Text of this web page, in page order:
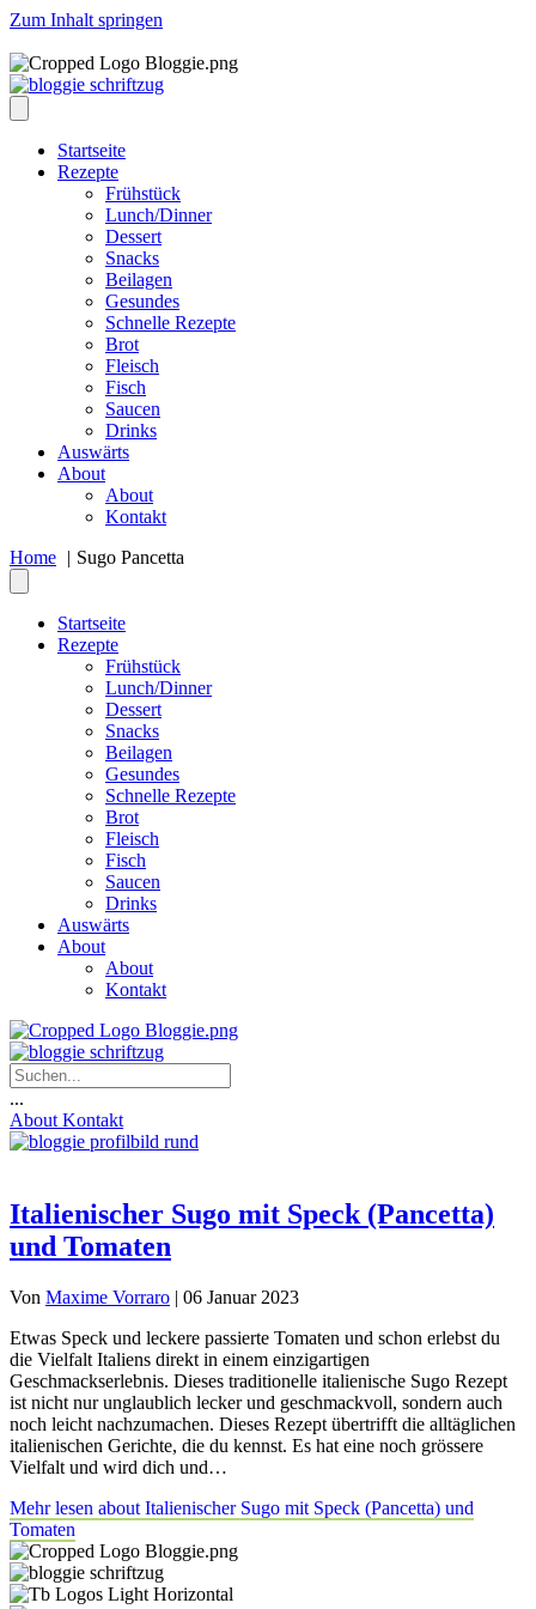
Zum Inhalt springen
Startseite
Rezepte
Frühstück
Lunch/Dinner
Dessert
Snacks
Beilagen
Gesundes
Schnelle Rezepte
Brot
Fleisch
Fisch
Saucen
Drinks
Auswärts
About
About
Kontakt
Home
Sugo Pancetta
Startseite
Rezepte
Frühstück
Lunch/Dinner
Dessert
Snacks
Beilagen
Gesundes
Schnelle Rezepte
Brot
Fleisch
Fisch
Saucen
Drinks
Auswärts
About
About
Kontakt
...
About Kontakt
Italienischer Sugo mit Speck (Pancetta)
und Tomaten
Von Maxime Vorraro | 06 Januar 2023
Etwas Speck und leckere passierte Tomaten und schon erlebst du
die Vielfalt Italiens direkt in einem einzigartigen
Geschmackserlebnis. Dieses traditionelle italienische Sugo Rezept
ist nicht nur unglaublich lecker und geschmackvoll, sondern auch
noch leicht nachzumachen. Dieses Rezept übertrifft die alltäglichen
italienischen Gerichte, die du kennst. Es hat eine noch grössere
Vielfalt und wird dich und…
Mehr lesen about Italienischer Sugo mit Speck (Pancetta) und
Tomaten